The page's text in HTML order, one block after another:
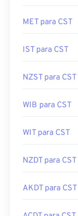
MET para CST
IST para CST
NZST para CST
WIB para CST
WIT para CST
NZDT para CST
AKDT para CST